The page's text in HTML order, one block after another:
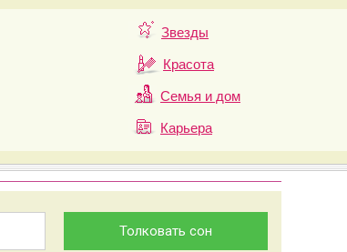
Звезды
Красота
Семья и дом
Карьера